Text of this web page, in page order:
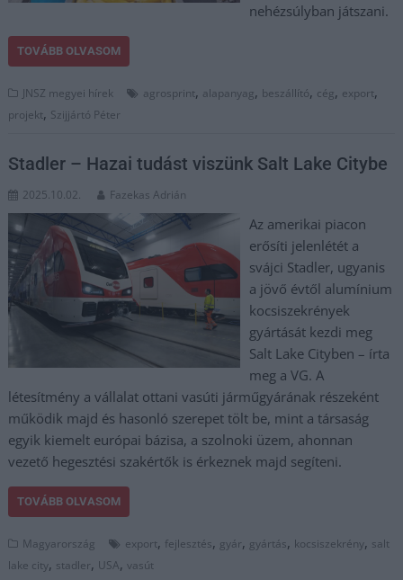
nehézsúlyban játszani.
TOVÁBB OLVASOM
JNSZ megyei hírek agrosprint, alapanyag, beszállító, cég, export,
projekt, Szijjártó Péter
Stadler – Hazai tudást viszünk Salt Lake Citybe
2025.10.02. Fazekas Adrián
Az amerikai piacon
erősíti jelenlétét a
svájci Stadler, ugyanis
a jövő évtől alumínium
kocsiszekrények
gyártását kezdi meg
Salt Lake Cityben – írta
meg a VG. A
létesítmény a vállalat ottani vasúti járműgyárának részeként
működik majd és hasonló szerepet tölt be, mint a társaság
egyik kiemelt európai bázisa, a szolnoki üzem, ahonnan
vezető hegesztési szakértők is érkeznek majd segíteni.
TOVÁBB OLVASOM
Magyarország export, fejlesztés, gyár, gyártás, kocsiszekrény, salt
lake city, stadler, USA,vasút